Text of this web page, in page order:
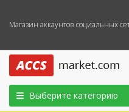
Магазин аккаунтов социальных
Выберите категорию